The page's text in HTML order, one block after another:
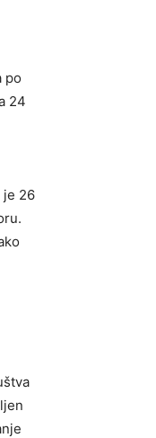
po
24
je 26